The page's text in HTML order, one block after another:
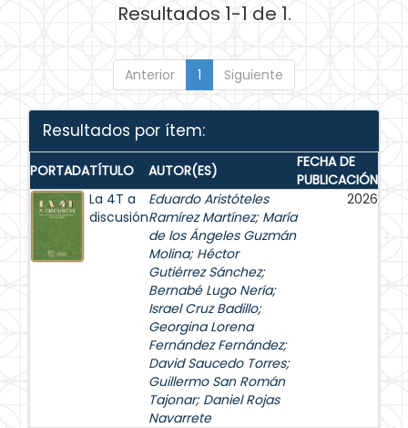
Resultados 1-1 de 1.
Anterior 1 Siguiente
Resultados por ítem:
PORTADATÍTULO AUTOR(ES)
FECHA DE
PUBLICACIÓN
La 4T a
discusión
Eduardo Aristóteles
Ramírez Martínez; María
de los Ángeles Guzmán
Molina; Héctor
Gutiérrez Sánchez;
Bernabé Lugo Nería;
Israel Cruz Badillo;
Georgina Lorena
Fernández Fernández;
David Saucedo Torres;
Guillermo San Román
Tajonar; Daniel Rojas
Navarrete
2026